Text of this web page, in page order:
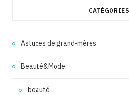
CATÉGORIES
Astuces de grand-mères
Beauté&Mode
beauté